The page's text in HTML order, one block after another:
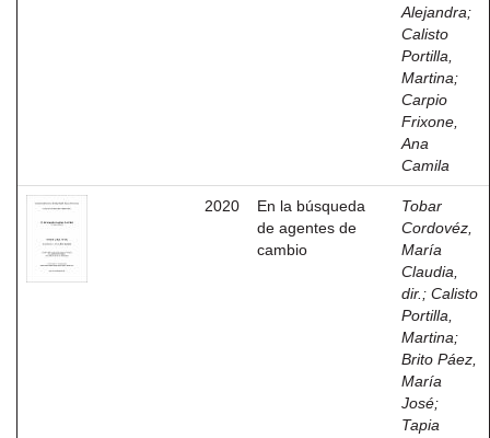
Alejandra;
Calisto
Portilla,
Martina;
Carpio
Frixone,
Ana
Camila
2020
En la búsqueda
de agentes de
cambio
Tobar
Cordovéz,
María
Claudia,
dir. ; Calisto
Portilla,
Martina;
Brito Páez,
María
José;
Tapia